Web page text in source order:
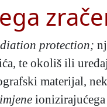
protection;
te okoliš ili
materijal,
ionizirajućega